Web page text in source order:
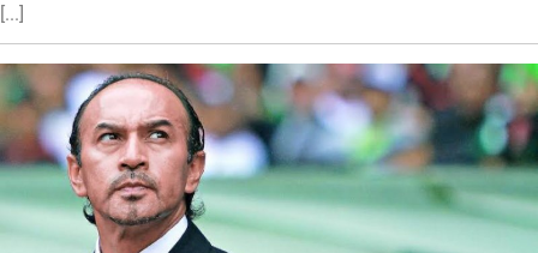
[...]